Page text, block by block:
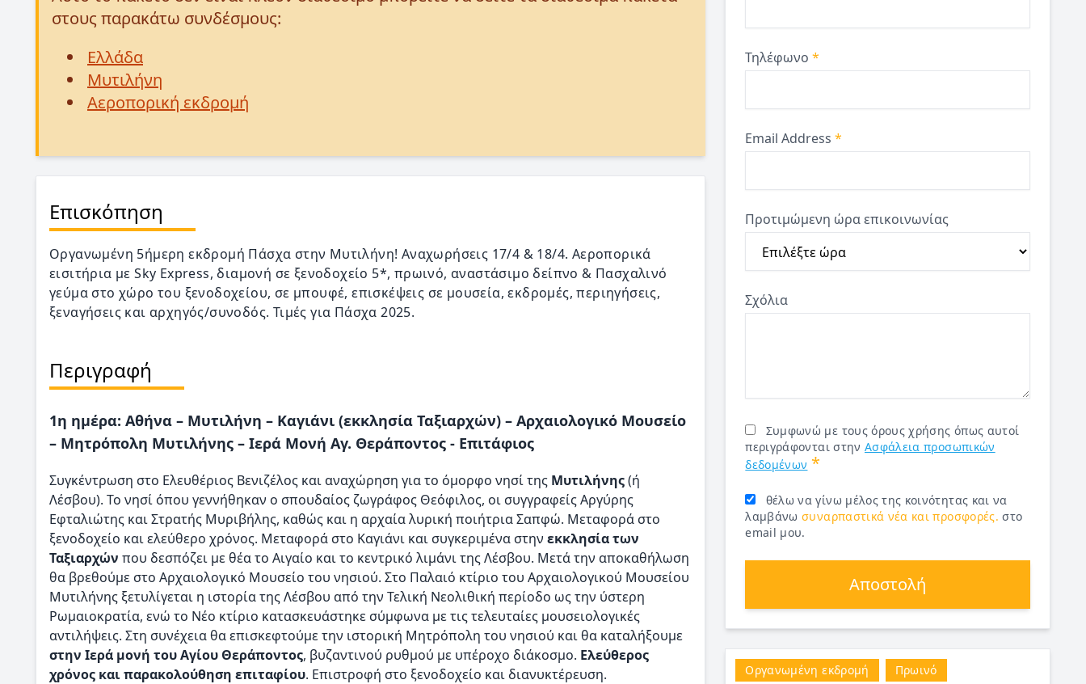
στους παρακάτω συνδέσμους:
Ελλάδα
Μυτιλήνη
Αεροπορική εκδρομή
Επισκόπηση
Οργανωμένη 5ήμερη εκδρομή Πάσχα στην Μυτιλήνη! Αναχωρήσεις 17/4 & 18/4. Αεροπορικά
εισιτήρια με Sky Express, διαμονή σε ξενοδοχείο 5*, πρωινό, αναστάσιμο δείπνο & Πασχαλινό
γεύμα στο χώρο του ξενοδοχείου, σε μπουφέ, επισκέψεις σε μουσεία, εκδρομές, περιηγήσεις,
ξεναγήσεις και αρχηγός/συνοδός. Τιμές για Πάσχα 2025.
Περιγραφή
1η ημέρα: Αθήνα – Μυτιλήνη – Καγιάνι (εκκλησία Ταξιαρχών) – Αρχαιολογικό Μουσείο
– Μητρόπολη Μυτιλήνης – Ιερά Μονή Αγ. Θεράποντος - Επιτάφιος
Συγκέντρωση στο Ελευθέριος Βενιζέλος και αναχώρηση για το όμορφο νησί της Μυτιλήνης(ή
Λέσβου). Το νησί όπου γεννήθηκαν ο σπουδαίος ζωγράφος Θεόφιλος, οι συγγραφείς Αργύρης
Εφταλιώτης και Στρατής Μυριβήλης, καθώς και η αρχαία λυρική ποιήτρια Σαπφώ. Μεταφορά στο
ξενοδοχείο και ελεύθερο χρόνος. Μεταφορά στο Καγιάνι και συγκεριμένα στην εκκλησία των
Ταξιαρχών που δεσπόζει με θέα το Αιγαίο και το κεντρικό λιμάνι της Λέσβου. Μετά την αποκαθήλωση
θα βρεθούμε στο Αρχαιολογικό Μουσείο του νησιού. Στο Παλαιό κτίριο του Αρχαιολογικού Μουσείου
Μυτιλήνης ξετυλίγεται η ιστορία της Λέσβου από την Τελική Νεολιθική περίοδο ως την ύστερη
Ρωμαιοκρατία, ενώ το Νέο κτίριο κατασκευάστηκε σύμφωνα με τις τελευταίες μουσειολογικές
αντιλήψεις. Στη συνέχεια θα επισκεφτούμε την ιστορική Μητρόπολη του νησιού και θα καταλήξουμε
στην Ιερά μονή του Αγίου Θεράποντος, βυζαντινού ρυθμού με υπέροχο διάκοσμο. Ελεύθερος
χρόνος και παρακολούθηση επιταφίου. Επιστροφή στο ξενοδοχείο και διανυκτέρευση.
Τηλέφωνο*
Email Address*
Προτιμώμενη ώρα επικοινωνίας
Σχόλια
Συμφωνώ με τους όρους χρήσης όπως αυτοί
περιγράφονται στην Ασφάλεια προσωπικών
δεδομένων *
θέλω να γίνω μέλος της κοινότητας και να
λαμβάνωσυναρπαστικά νέα και προσφορές. στο
email μου.
Αποστολή
Οργανωμένη εκδρομή
Πρωινό